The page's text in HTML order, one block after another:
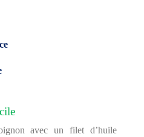
avec un filet d’huile